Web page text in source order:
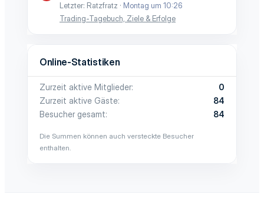
Letzter: Ratzfratz
Montag um 10:26
Trading-Tagebuch, Ziele & Erfolge
Online-Statistiken
Zurzeit aktive Mitglieder
0
Zurzeit aktive Gäste
84
Besucher gesamt
84
Die Summen können auch versteckte Besucher
enthalten.